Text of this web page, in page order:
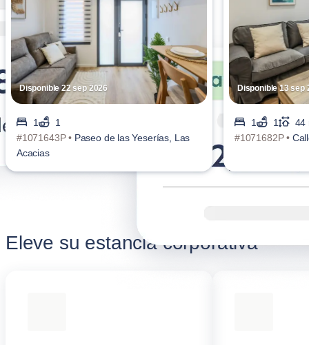
Disponible 22 sep 2026
1
1
#1071643P • Paseo de las Yeserías, Las
Acacias
Disponible 13 sep
1 1
44
#1071682P •
Eleve su estancia corporativa